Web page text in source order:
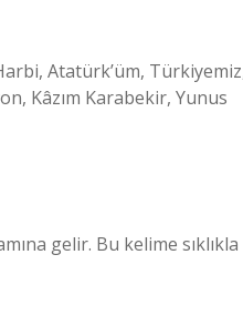
Atatürk’üm,
Kâzım Karabekir, Yunus
gelir. Bu kelime sıklıkla